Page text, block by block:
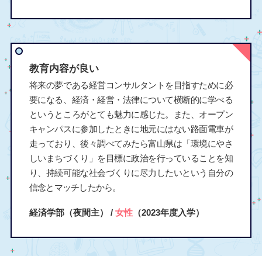
教育内容が良い
将来の夢である経営コンサルタントを目指すために必
要になる、経済・経営・法律について横断的に学べる
というところがとても魅力に感じた。また、オープン
キャンパスに参加したときに地元にはない路面電車が
走っており、後々調べてみたら富山県は「環境にやさ
しいまちづくり」を目標に政治を行っていることを知
り、持続可能な社会づくりに尽力したいという自分の
信念とマッチしたから。
経済学部（夜間主） / 女性（2023年度入学）